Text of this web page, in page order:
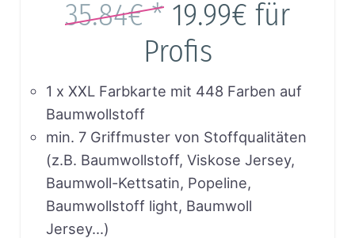
35.84€ * 19.99€ für
Profis
1 x XXL Farbkarte mit 448 Farben auf
Baumwollstoff
min. 7 Griffmuster von Stoffqualitäten
(z.B. Baumwollstoff, Viskose Jersey,
Baumwoll-Kettsatin, Popeline,
Baumwollstoff light, Baumwoll
Jersey…)